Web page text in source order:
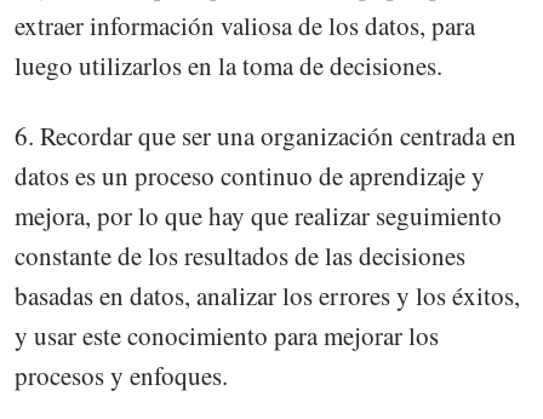
extraer información valiosa de los datos, para
luego utilizarlos en la toma de decisiones.
6. Recordar que ser una organización centrada en
datos es un proceso continuo de aprendizaje y
mejora, por lo que hay que realizar seguimiento
constante de los resultados de las decisiones
basadas en datos, analizar los errores y los éxitos,
y usar este conocimiento para mejorar los
procesos y enfoques.